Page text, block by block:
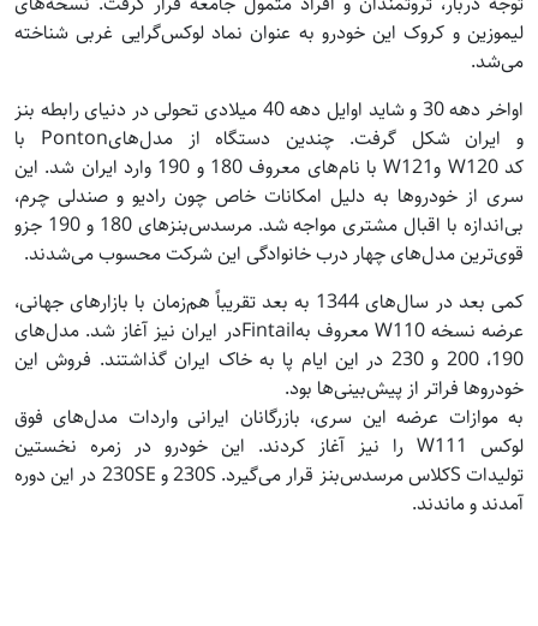
لیموزین و کروک این خودرو به عنوان نماد لوکس‌گرایی غربی شناخته
می‌شد.
اواخر دهه 30 و شاید اوایل دهه 40 میلادی تحولی در دنیای رابطه بنز
و ایران شکل گرفت. چندین دستگاه از مدل‌هایPonton‌ با
کد W120 وW121 با نام‌های معروف 180 و 190 وارد ایران شد. این
سری از خودروها به دلیل امکانات خاص چون رادیو و صندلی چرم،
بی‌اندازه با اقبال مشتری مواجه شد. مرسدس‌بنزهای 180 و 190 جزو
قوی‌ترین مدل‌های چهار درب خانوادگی این شرکت محسوب می‌شدند.
کمی بعد در سال‌های 1344 به بعد تقریباً هم‌زمان با بازارهای جهانی،
عرضه نسخه W110 معروف بهFintailدر ایران نیز آغاز شد. مدل‌های
190، 200 و 230 در این ایام پا به خاک ایران گذاشتند. فروش این
خودروها فراتر از پیش‌بینی‌ها بود.
به موازات عرضه این سری، بازرگانان ایرانی واردات مدل‌های فوق
لوکس W111 را نیز آغاز کردند. این خودرو در زمره نخستین
تولیدات Sکلاس مرسدس‌بنز قرار می‌گیرد. 230S و 230SE در این دوره
آمدند و ماندند.